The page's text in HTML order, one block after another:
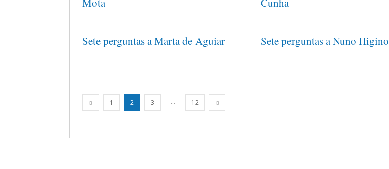
Sete perguntas a Marta de Aguiar Sete perguntas a Nuno Higino
1 2 3 ... 12